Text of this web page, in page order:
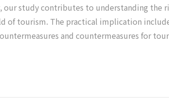
study contributes to understanding the
of tourism. The practical implication
and countermeasures for